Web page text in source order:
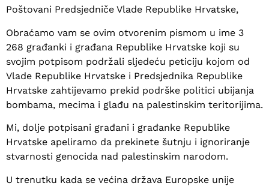
Poštovani Predsjedniče Vlade Republike Hrvatske,
Obraćamo vam se ovim otvorenim pismom u ime 3
268 građanki i građana Republike Hrvatske koji su
svojim potpisom podržali sljedeću peticiju kojom od
Vlade Republike Hrvatske i Predsjednika Republike
Hrvatske zahtijevamo prekid podrške politici ubijanja
bombama, mecima i glađu na palestinskim teritorijima.
Mi, dolje potpisani građani i građanke Republike
Hrvatske apeliramo da prekinete šutnju i ignoriranje
stvarnosti genocida nad palestinskim narodom.
U trenutku kada se većina država Europske unije